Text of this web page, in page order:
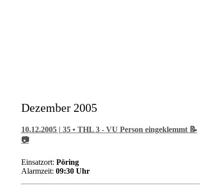
Dezember 2005
10.12.2005 | 35 • THL 3 - VU Person eingeklemmt 📝
📷
Einsatzort: Pöring
Alarmzeit: 09:30 Uhr